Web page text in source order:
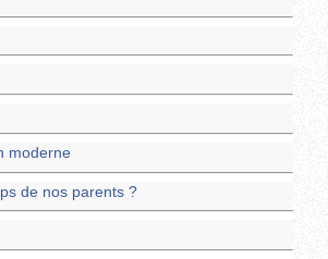
moderne
de nos parents ?